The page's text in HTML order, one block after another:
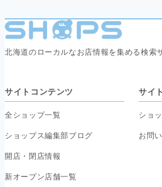
北海道のローカルなお店情報を集める検索
サイトコンテンツ
全ショップ一覧
ショップス編集部ブログ
開店・閉店情報
新オープン店舗一覧
サイ
ショ
お問